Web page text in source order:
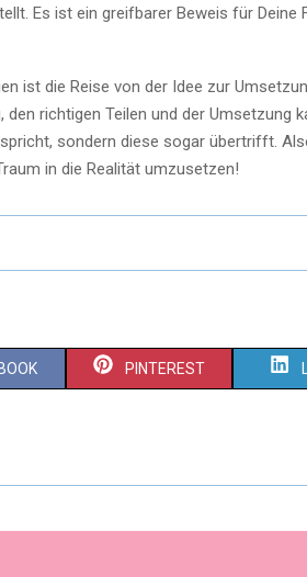
Es ist ein greifbarer Beweis für Deine
ist die Reise von der Idee zur
den richtigen Teilen und der Umsetzung
sondern diese sogar übertrifft.
in die Realität umzusetzen!
PINTEREST